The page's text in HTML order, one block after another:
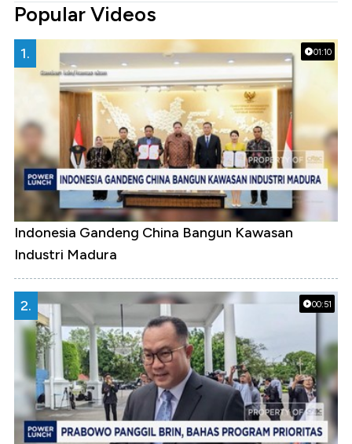
Popular Videos
01:10
1.
Indonesia Gandeng China Bangun Kawasan
Industri Madura
00:51
2.